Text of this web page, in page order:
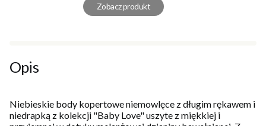
Zobacz produkt
Opis
Niebieskie body kopertowe niemowlęce z długim rękawem i
niedrapką z kolekcji "Baby Love" uszyte z miękkiej i